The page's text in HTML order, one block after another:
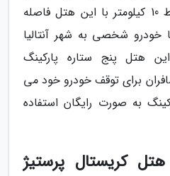
ساحلی آنتالیا است که فقط 10 کیلومتر با این هتل فاصله
خودرو شخصی به شهر آنتالیا
هتل پنج ستاره پارکینگ
برای توقف خودرو خود می
به صورت رایگان استفاده
کریستال پرستیژ